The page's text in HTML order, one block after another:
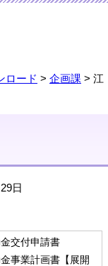
ロード > 企画課 > 江
日
交付申請書
事業計画書【展開